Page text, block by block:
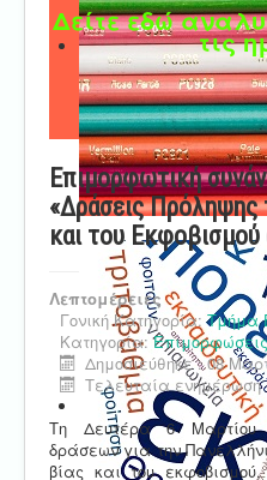
Δείτε εδώ
τις
Eπιμορφωτική
«Δράσεις Πρόληψης
και του
Λεπτομέρειες
Γονική Κατηγορία:Τμήμα
Κατηγορία:Επιμορφώσεις
Δημοσιεύθηκε : 08
Τελευταία ενημέρωση
Τη Δευτέρα 6 Μαρτίου
δράσεων για την
βίας και του